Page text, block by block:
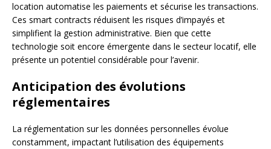
location automatise les paiements et sécurise les transactions.
Ces smart contracts réduisent les risques d’impayés et
simplifient la gestion administrative. Bien que cette
technologie soit encore émergente dans le secteur locatif, elle
présente un potentiel considérable pour l’avenir.
Anticipation des évolutions
réglementaires
La réglementation sur les données personnelles évolue
constamment, impactant l’utilisation des équipements